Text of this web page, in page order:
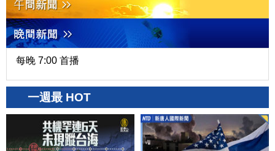
每晚 7:00 首播
一週最 HOT